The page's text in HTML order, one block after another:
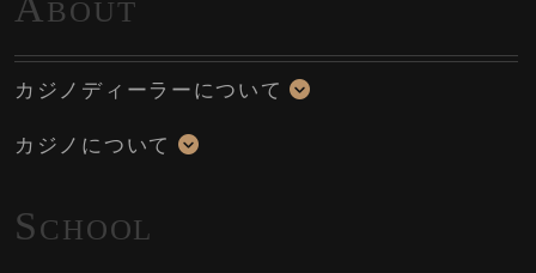
BOUT
カジノディーラーについて
カジノについて
SCHOOL